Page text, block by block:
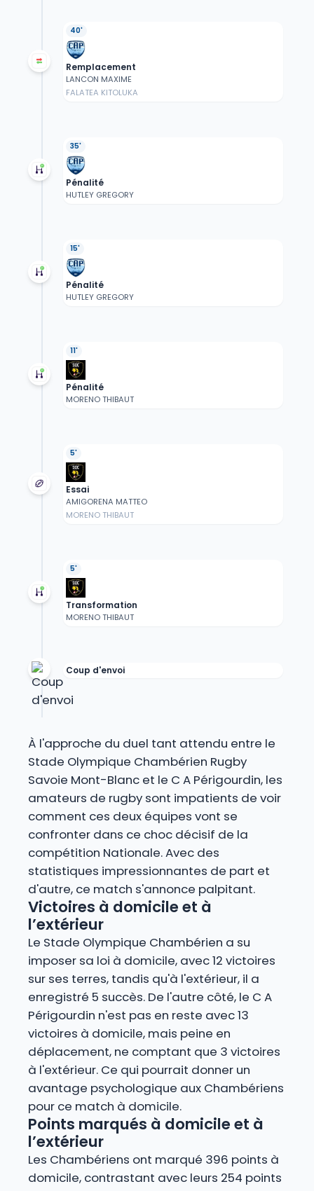
40'
Remplacement
LANCON MAXIME
FALATEA KITOLUKA
35'
Pénalité
HUTLEY GREGORY
15'
Pénalité
HUTLEY GREGORY
11'
Pénalité
MORENO THIBAUT
5'
Essai
AMIGORENA MATTEO
MORENO THIBAUT
5'
Transformation
MORENO THIBAUT
Coup d'envoi
À l'approche du duel tant attendu entre le
Stade Olympique Chambérien Rugby
Savoie Mont-Blanc et le C A Périgourdin, les
amateurs de rugby sont impatients de voir
comment ces deux équipes vont se
confronter dans ce choc décisif de la
compétition Nationale. Avec des
statistiques impressionnantes de part et
d'autre, ce match s'annonce palpitant.
Victoires à domicile et à
l’extérieur
Le Stade Olympique Chambérien a su
imposer sa loi à domicile, avec 12 victoires
sur ses terres, tandis qu'à l'extérieur, il a
enregistré 5 succès. De l'autre côté, le C A
Périgourdin n'est pas en reste avec 13
victoires à domicile, mais peine en
déplacement, ne comptant que 3 victoires
à l'extérieur. Ce qui pourrait donner un
avantage psychologique aux Chambériens
pour ce match à domicile.
Points marqués à domicile et à
l’extérieur
Les Chambériens ont marqué 396 points à
domicile, contrastant avec leurs 254 points